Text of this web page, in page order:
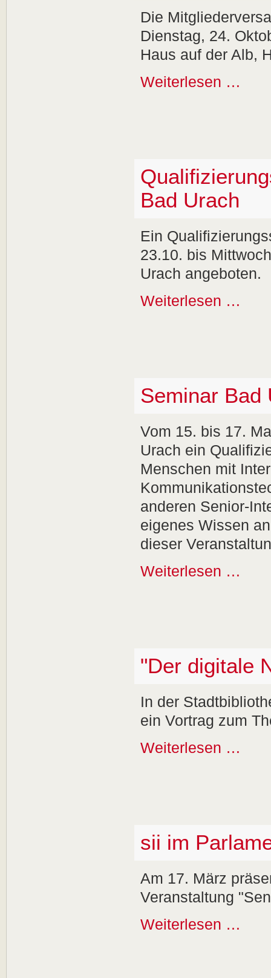
Die
Dienstag, 24.
Haus auf der Alb,
Weiterlesen …
Bad Urach
Ein
23.10. bis
Urach angeboten.
Weiterlesen …
Seminar Bad
Vom 15. bis 17.
Urach ein
Menschen mit
anderen Senior-
eigenes Wissen
dieser
Weiterlesen …
"Der digitale
In der
ein Vortrag zum
Weiterlesen …
sii im
Am 17. März
Veranstaltung
Weiterlesen …